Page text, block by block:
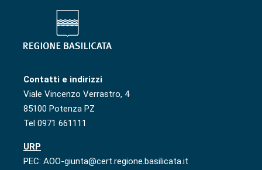
Contatti e indirizzi
Viale Vincenzo Verrastro, 4
85100 Potenza PZ
Tel 0971 661111
URP
PEC: AOO-giunta@cert.regione.basilicata.it